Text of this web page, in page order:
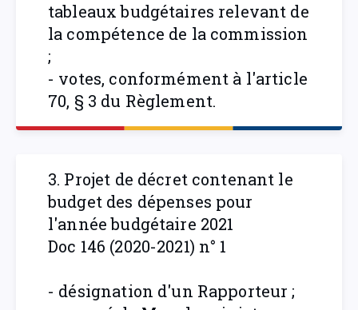
tableaux budgétaires relevant de
la compétence de la commission
;
- votes, conformément à l'article
70, § 3 du Règlement.
3. Projet de décret contenant le
budget des dépenses pour
l'année budgétaire 2021
Doc 146 (2020-2021) n° 1
- désignation d'un Rapporteur ;